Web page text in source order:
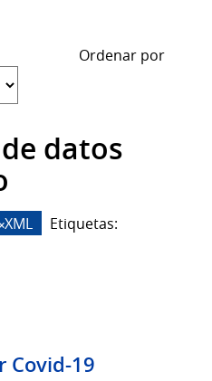
Ordenar por
datos
XML
Etiquetas:
Covid-19